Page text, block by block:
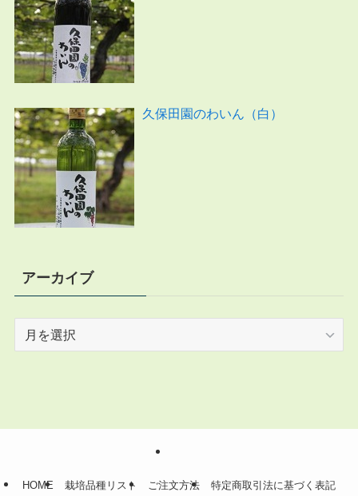
久保田園のわいん（白）
アーカイブ
HOME 栽培品種リスト ご注文方法 特定商取引法に基づく表記